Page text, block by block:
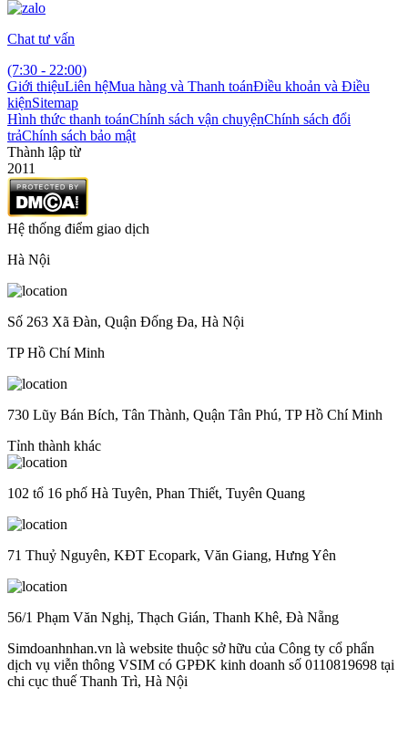
Chat tư vấn
(7:30 - 22:00)
Giới thiệuLiên hệMua hàng và Thanh toánĐiều khoản và Điều
kiệnSitemap
Hình thức thanh toánChính sách vận chuyệnChính sách đổi
trảChính sách bảo mật
Thành lập từ
2011
Hệ thống điểm giao dịch
Hà Nội
Số 263 Xã Đàn, Quận Đống Đa, Hà Nội
TP Hồ Chí Minh
730 Lũy Bán Bích, Tân Thành, Quận Tân Phú, TP Hồ Chí Minh
Tỉnh thành khác
102 tổ 16 phố Hà Tuyên, Phan Thiết, Tuyên Quang
71 Thuỷ Nguyên, KĐT Ecopark, Văn Giang, Hưng Yên
56/1 Phạm Văn Nghị, Thạch Gián, Thanh Khê, Đà Nẵng
Simdoanhnhan.vn là website thuộc sở hữu của Công ty cổ phẩn
dịch vụ viễn thông VSIM có GPĐK kinh doanh số 0110819698 tại
chi cục thuế Thanh Trì, Hà Nội